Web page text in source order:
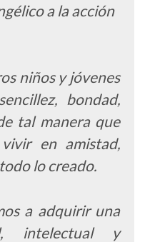
a la acción
niños y jóvenes
bondad,
tal manera que
en amistad,
lo creado.
a adquirir una
intelectual y